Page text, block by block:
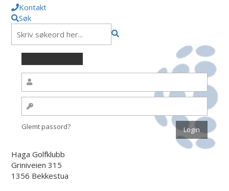
Kontakt
Søk
Glemt passord?
Haga Golfklubb
Griniveien 315
1356 Bekkestua